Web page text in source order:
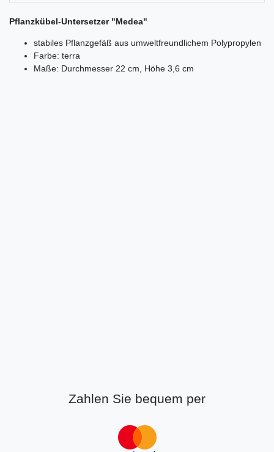
Pflanzkübel-Untersetzer "Medea"
stabiles Pflanzgefäß aus umweltfreundlichem Polypropylen
Farbe: terra
Maße: Durchmesser 22 cm, Höhe 3,6 cm
Zahlen Sie bequem per